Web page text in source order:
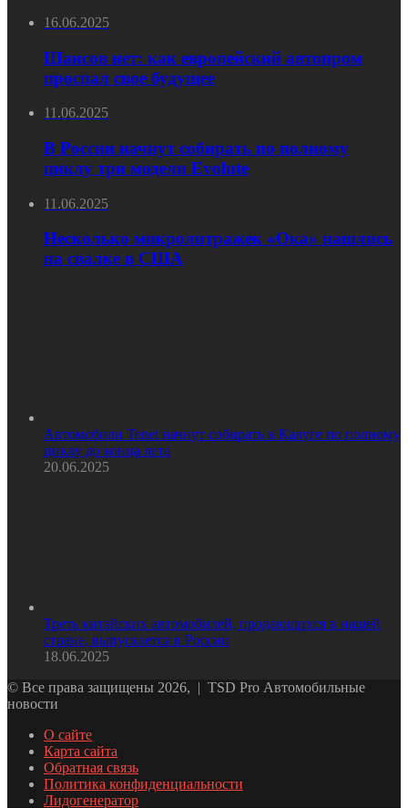
16.06.2025
Шансов нет: как европейский автопром
проспал свое будущее
11.06.2025
В России начнут собирать по полному
циклу три модели Evolute
11.06.2025
Несколько микролитражек «Ока» нашлись
на свалке в США
Автомобили Tenet начнут собирать в Калуге по полному
циклу до конца лета
20.06.2025
Треть китайских автомобилей, продающихся в нашей
стране, выпускается в России
18.06.2025
© Все права защищены 2026, | TSD Pro Автомобильные
новости
О сайте
Карта сайта
Обратная связь
Политика конфиденциальности
Лидогенератор